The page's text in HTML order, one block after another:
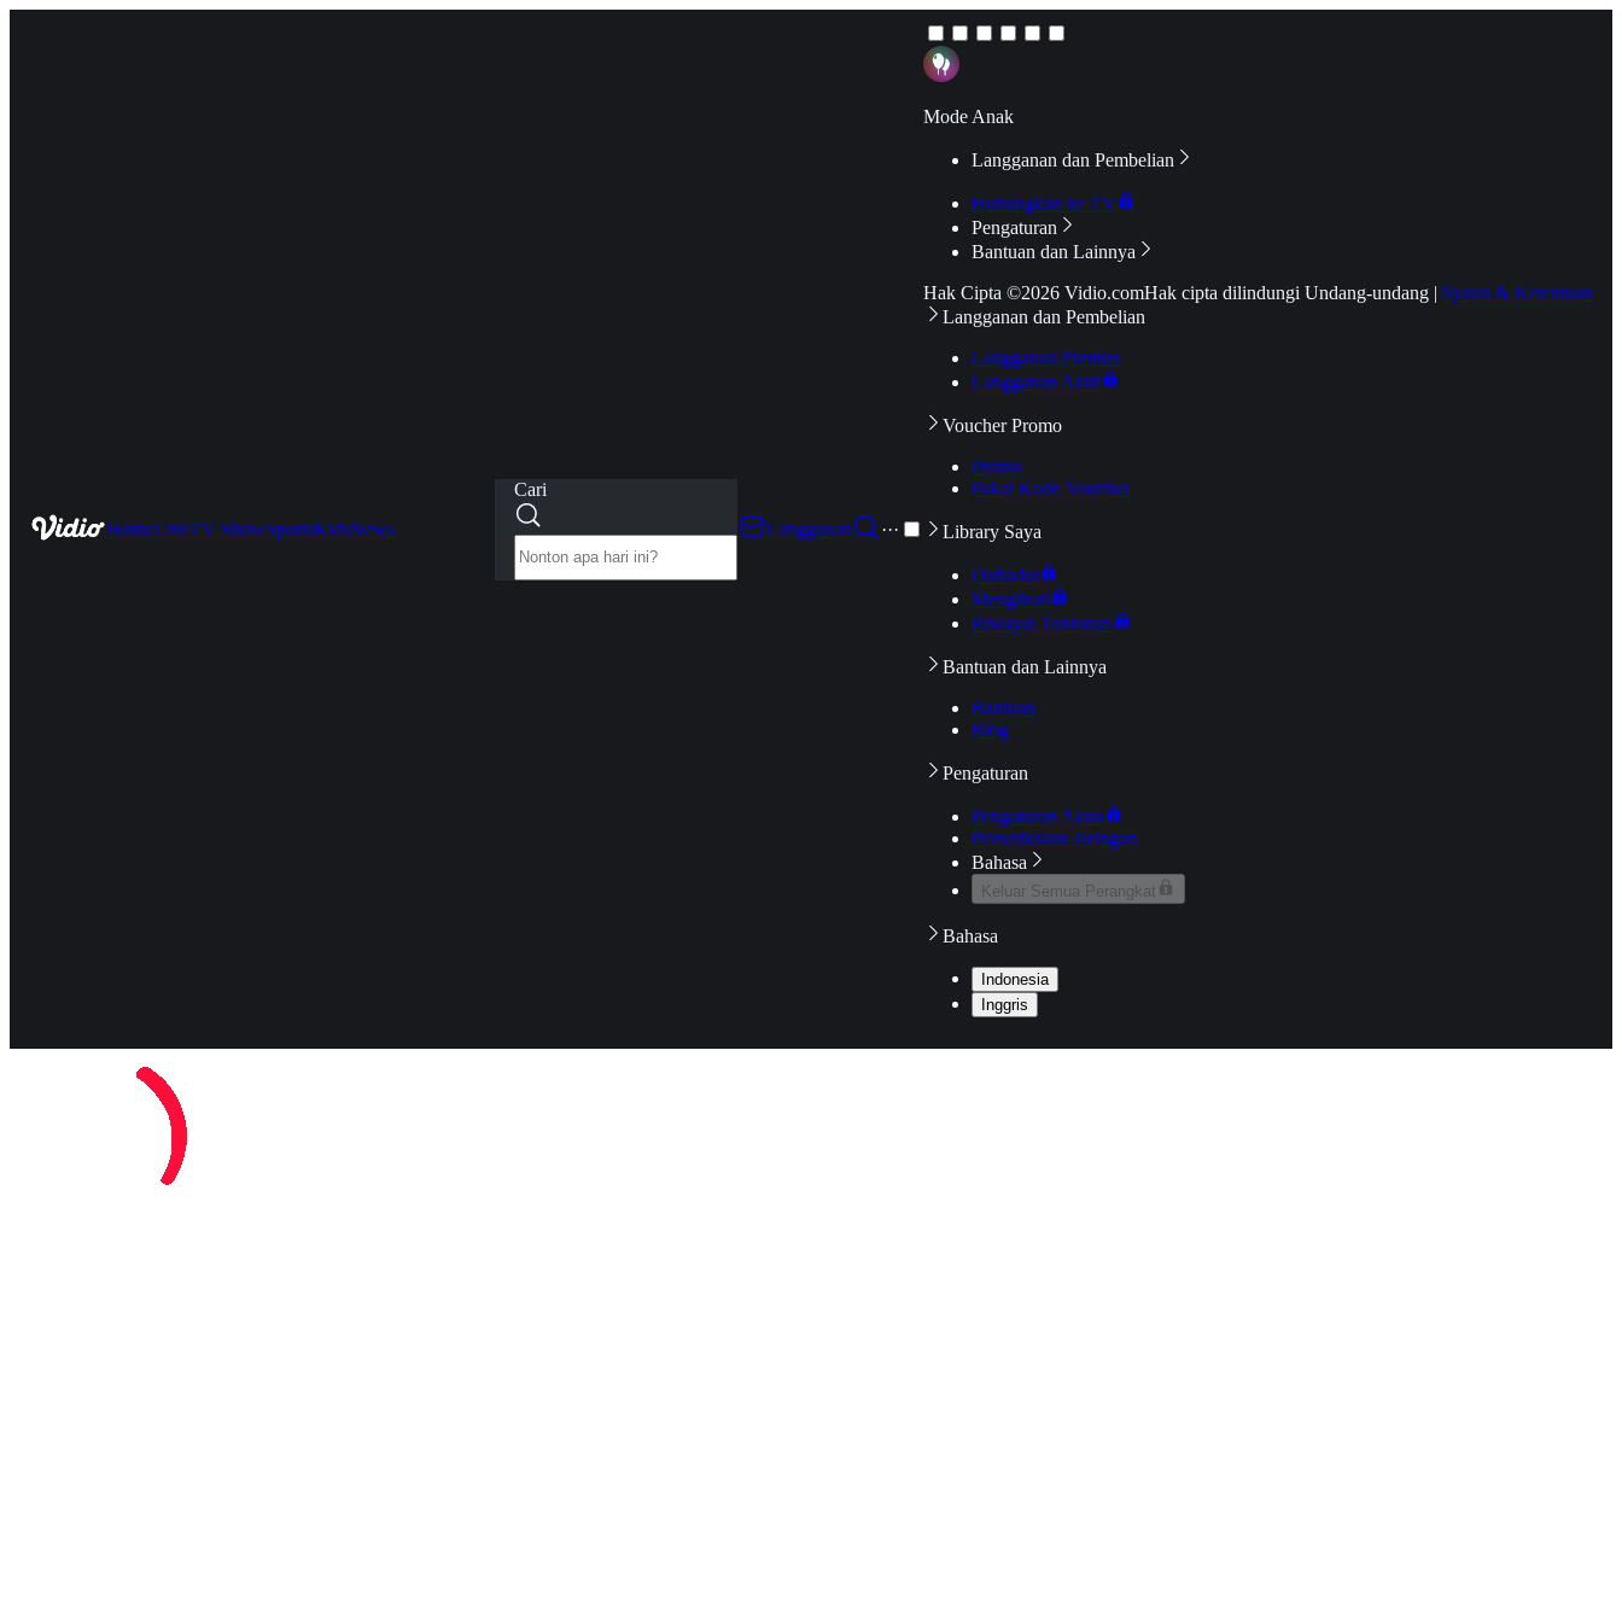
HomeLiveTV ShowSportsKidsNews
Cari
Langganan
···
Mode Anak
Langganan dan Pembelian
Hubungkan ke TV
Pengaturan
Bantuan dan Lainnya
Hak Cipta ©2026 Vidio.comHak cipta dilindungi Undang-undang | Syarat & Ketentuan
Langganan dan Pembelian
Langganan Premier
Langganan Aktif
Voucher Promo
Promo
Pakai Kode Voucher
Library Saya
Daftarku
Mengikuti
Riwayat Tontonan
Bantuan dan Lainnya
Bantuan
Blog
Pengaturan
Pengaturan Akun
Pemeriksaan Jaringan
Bahasa
Keluar Semua Perangkat
Bahasa
Indonesia
Inggris